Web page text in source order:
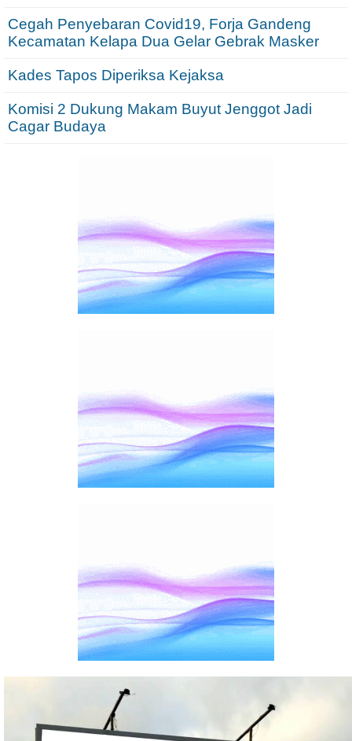
Cegah Penyebaran Covid19, Forja Gandeng
Kecamatan Kelapa Dua Gelar Gebrak Masker
Kades Tapos Diperiksa Kejaksa
Komisi 2 Dukung Makam Buyut Jenggot Jadi
Cagar Budaya